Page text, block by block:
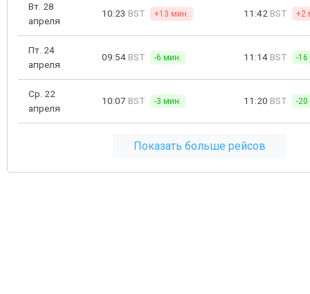
Вт. 28
апреля
10:23 BST +13 мин. 11:42 BST +2
Пт. 24
апреля
09:54 BST -6 мин. 11:14 BST -
Ср. 22
апреля
10:07 BST -3 мин. 11:20 BST -
Показать больше рейсов